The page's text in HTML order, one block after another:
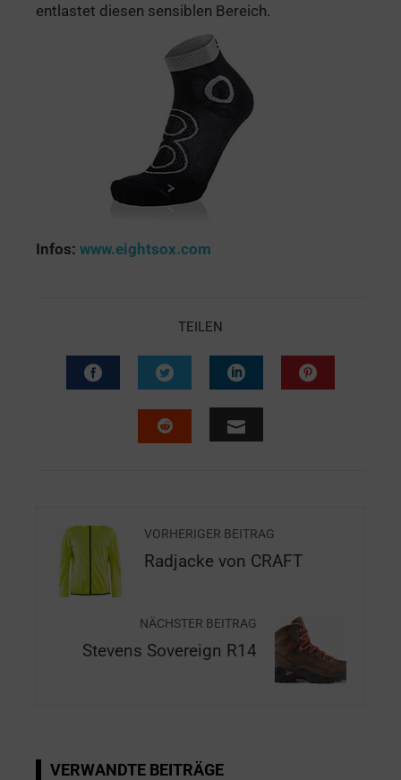
entlastet diesen sensiblen Bereich.
Infos: www.eightsox.com
TEILEN
VORHERIGER BEITRAG
Radjacke von CRAFT
NÄCHSTER BEITRAG
Stevens Sovereign R14
VERWANDTE BEITRÄGE